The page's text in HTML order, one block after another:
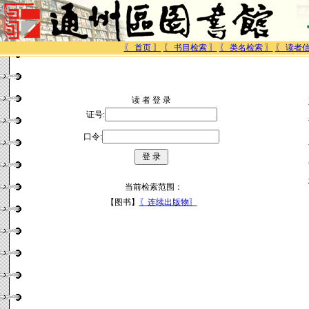
〖 首页 〗 〖 书目检索 〗 〖 类名检索 〗 〖 读者
读 者 登 录
证号:
口令:
当前检索范围：
【图书】
〖连续出版物〗